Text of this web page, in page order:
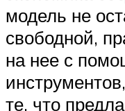
модель не
свободной,
на нее с
те, что